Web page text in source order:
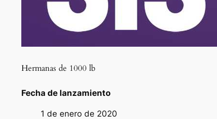
Hermanas de 1000 lb
Fecha de lanzamiento
1 de enero de 2020